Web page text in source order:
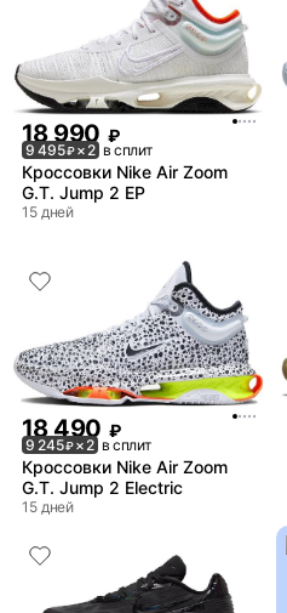
18 990 ₽
9 495₽× 2 в сплит
Кроссовки Nike Air Zoom
G.T. Jump 2 EP
15 дней
18 490 ₽
9 245₽× 2 в сплит
Кроссовки Nike Air Zoom
G.T. Jump 2 Electric
15 дней